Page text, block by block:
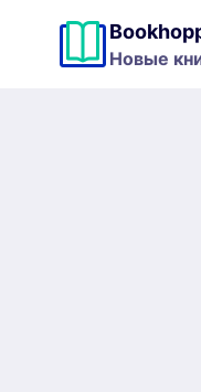
содержимомуНовые